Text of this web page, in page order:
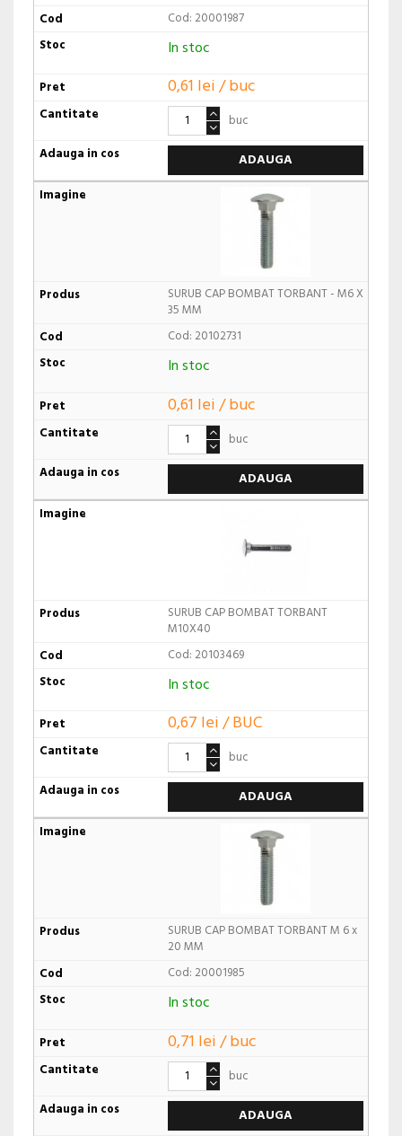
Cod: 20001987
In stoc
0,61 lei / buc
buc
ADAUGA
SURUB CAP BOMBAT TORBANT - M6 X
35 MM
Cod: 20102731
In stoc
0,61 lei / buc
buc
ADAUGA
SURUB CAP BOMBAT TORBANT
M10X40
Cod: 20103469
In stoc
0,67 lei / BUC
buc
ADAUGA
SURUB CAP BOMBAT TORBANT M 6 x
20 MM
Cod: 20001985
In stoc
0,71 lei / buc
buc
ADAUGA